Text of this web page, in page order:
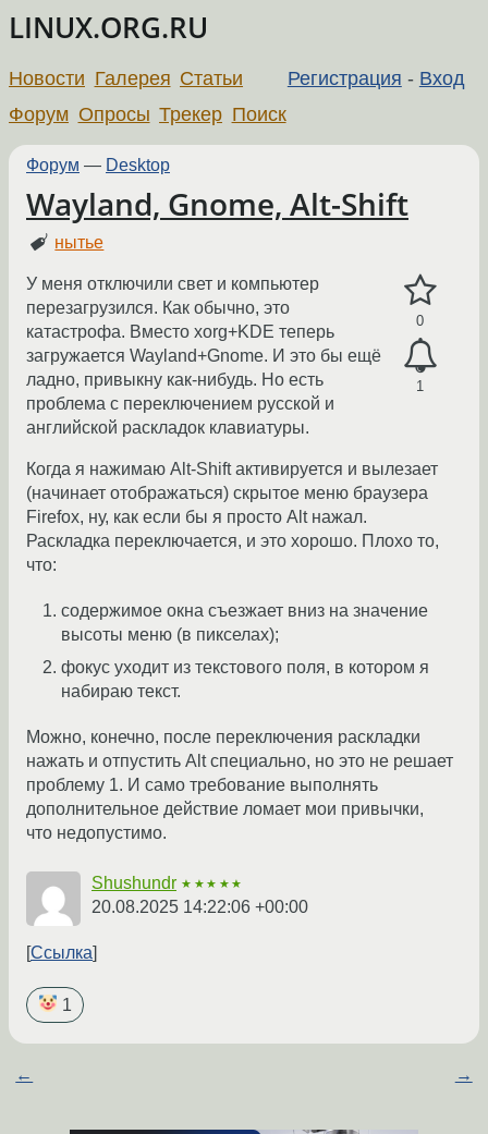
LINUX.ORG.RU
Регистрация - Вход
Новости Галерея Статьи
Форум Опросы Трекер Поиск
Форум — Desktop
Wayland, Gnome, Alt-Shift
нытье
0
1
У меня отключили свет и компьютер
перезагрузился. Как обычно, это
катастрофа. Вместо xorg+KDE теперь
загружается Wayland+Gnome. И это бы ещё
ладно, привыкну как-нибудь. Но есть
проблема с переключением русской и
английской раскладок клавиатуры.
Когда я нажимаю Alt-Shift активируется и вылезает
(начинает отображаться) скрытое меню браузера
Firefox, ну, как если бы я просто Alt нажал.
Раскладка переключается, и это хорошо. Плохо то,
что:
содержимое окна съезжает вниз на значение
высоты меню (в пикселах);
фокус уходит из текстового поля, в котором я
набираю текст.
Можно, конечно, после переключения раскладки
нажать и отпустить Alt специально, но это не решает
проблему 1. И само требование выполнять
дополнительное действие ломает мои привычки,
что недопустимо.
Shushundr ★★★★★
20.08.2025 14:22:06 +00:00
Ссылка
1
← →